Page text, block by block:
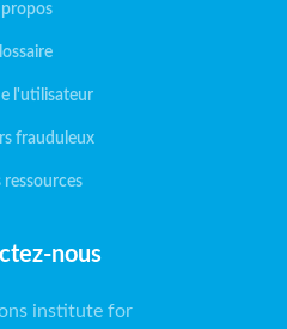
l'utilisateur
frauduleux
nous
institute for